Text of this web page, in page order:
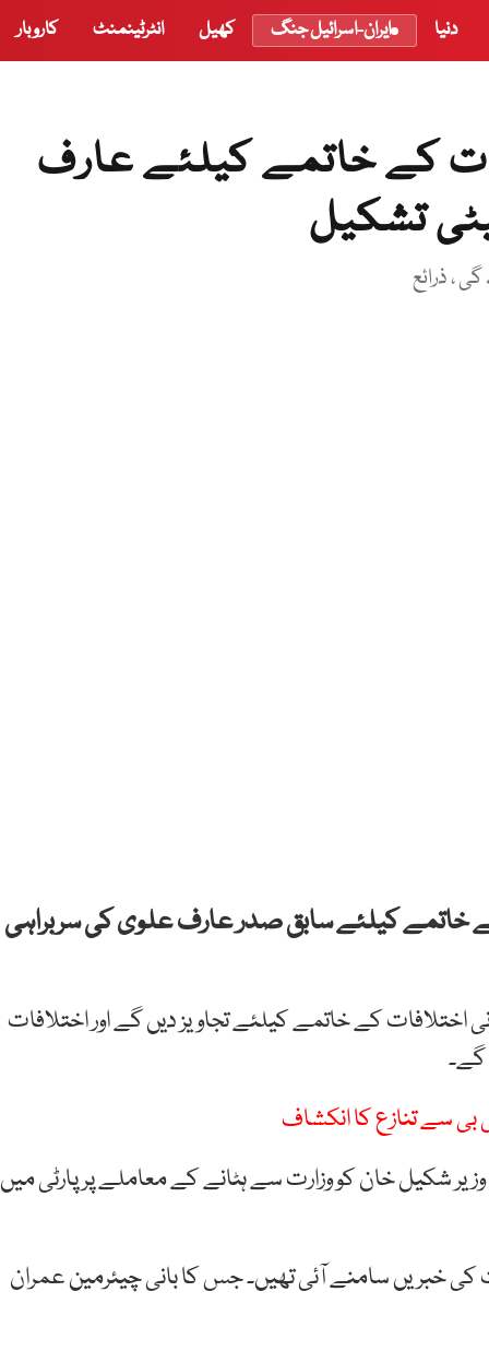
دنیا ایران-اسرائیل جنگ کھیل انٹرٹینمنٹ کاروبار
کے خاتمے کیلئے عارف
تشکیل
، ذرائع
خاتمے کیلئے سابق صدر عارف علوی کی سربراہی
اختلافات کے خاتمے کیلئے تجاویز دیں گے اور اختلافات
گے۔
بی سے تنازع کا انکشاف
شکیل خان کو وزارت سے ہٹانے کے معاملے پر پارٹی میں
خبریں سامنے آئی تھیں۔ جس کا بانی چیئرمین عمران